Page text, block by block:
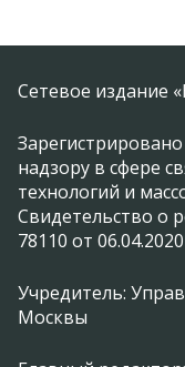
Сетевое издание
надзору в сфере
технологий и
Свидетельство о
78110 от 06.04.2020
Учредитель:
Москвы